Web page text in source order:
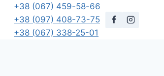
+38 (067) 459-58-66
+38 (097) 408-73-75
+38 (067) 338-25-01